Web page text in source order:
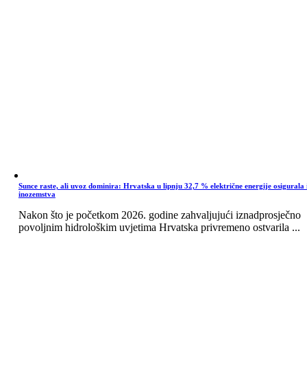
Sunce raste, ali uvoz dominira: Hrvatska u lipnju 32,7 % električne energije osigurala
inozemstva
Nakon što je početkom 2026. godine zahvaljujući iznadprosječno
povoljnim hidrološkim uvjetima Hrvatska privremeno ostvarila ...